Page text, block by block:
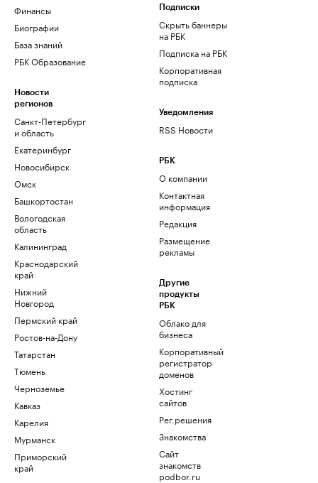
Финансы
Биографии
База знаний
РБК Образование
Новости
регионов
Санкт-Петербург
и область
Екатеринбург
Новосибирск
Омск
Башкортостан
Вологодская
область
Калининград
Краснодарский
край
Нижний
Новгород
Пермский край
Ростов-на-Дону
Татарстан
Тюмень
Черноземье
Кавказ
Карелия
Мурманск
Приморский
край
Подписки
Скрыть баннеры
на РБК
Подписка на РБК
Корпоративная
подписка
Уведомления
RSS Новости
РБК
О компании
Контактная
информация
Редакция
Размещение
рекламы
Другие
продукты
РБК
Облако для
бизнеса
Корпоративный
регистратор
доменов
Хостинг
сайтов
Рег.решения
Знакомства
Сайт
знакомств
podbor.ru